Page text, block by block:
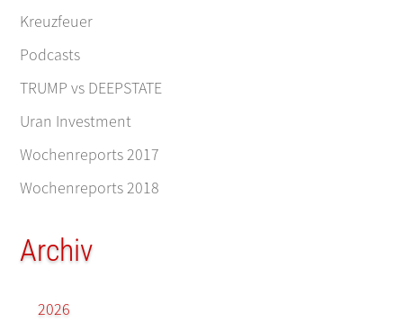
Kreuzfeuer
Podcasts
TRUMP vs DEEPSTATE
Uran Investment
Wochenreports 2017
Wochenreports 2018
Archiv
2026